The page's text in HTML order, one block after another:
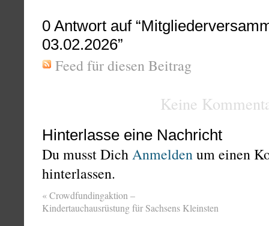
0 Antwort auf
03.02.2026”
Feed für diesen Beitrag
Keine
Hinterlasse eine Nachricht
Du musst DichAnmeldenum einen
hinterlassen.
«Crowdfundingaktion –
Kindertauchausrüstung für Sachsens Kleinsten